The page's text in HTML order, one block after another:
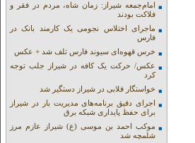
امام‌جمعه شیراز: زمان شاه، مردم در فقر و
فلاکت بودند
ماجرای اختلاس نجومی یک کارمند بانک در
فارس
خرس قهوه‌ای سیوند فارس تلف شد + عکس
عکس/ حرکت یک کافه در شیراز جلب توجه
کرد
خواستگار قلابی در شیراز دستگیر شد
اجرای دقیق برنامه‌های مدیریت بار در شیراز
برای حفظ پایداری شبکه برق
موکب احمد بن موسی (ع) شیراز عازم مرز
شلمچه شد